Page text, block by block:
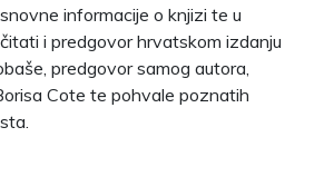
informacije o knjizi te u
i predgovor hrvatskom izdanju
predgovor samog autora,
Cote te pohvale poznatih